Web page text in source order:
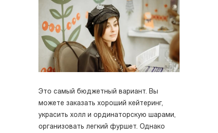
Это самый бюджетный вариант. Вы
можете заказать хороший кейтеринг,
украсить холл и ординаторскую шарами,
организовать легкий фуршет. Однако